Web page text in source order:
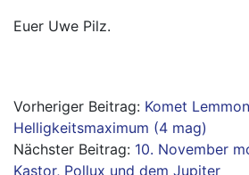
Euer Uwe Pilz.
Beitragsnavigation
Komet
Helligkeitsmaximum (4 mag)
10. November
Kastor, Pollux und dem Jupiter